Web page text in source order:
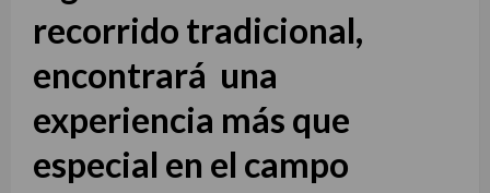
recorrido tradicional,
encontrará una
experiencia más que
especial en el campo